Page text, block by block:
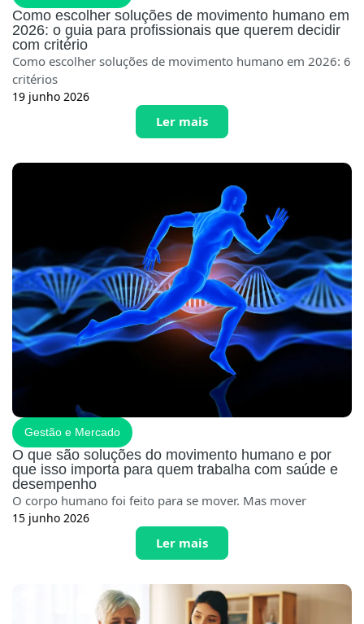
Como escolher soluções de movimento humano em
2026: o guia para profissionais que querem decidir
com critério
Como escolher soluções de movimento humano em 2026: 6
critérios
19 junho 2026
Ler mais
Gestão e Mercado
O que são soluções do movimento humano e por
que isso importa para quem trabalha com saúde e
desempenho
O corpo humano foi feito para se mover. Mas mover
15 junho 2026
Ler mais